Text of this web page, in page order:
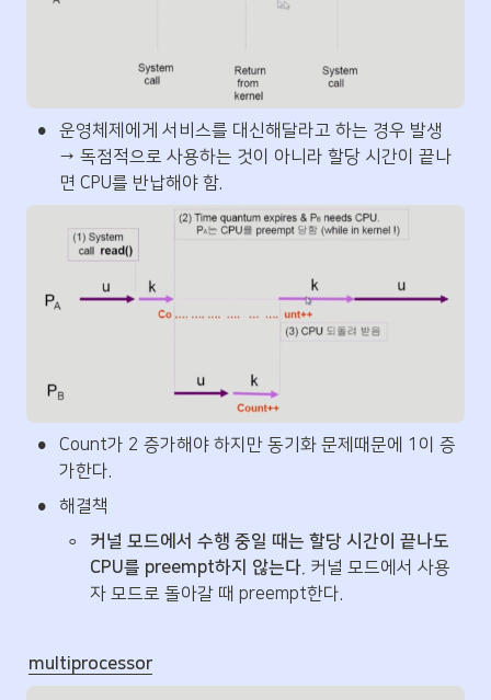
•
운영체제에게 서비스를 대신해달라고 하는 경우 발생
→ 독점적으로 사용하는 것이 아니라 할당 시간이 끝나
면 CPU를 반납해야 함.
•
Count가 2 증가해야 하지만 동기화 문제때문에 1이 증
가한다.
• 해결책
◦
커널 모드에서 수행 중일 때는 할당 시간이 끝나도
CPU를 preempt하지 않는다. 커널 모드에서 사용
자 모드로 돌아갈 때 preempt한다.
multiprocessor